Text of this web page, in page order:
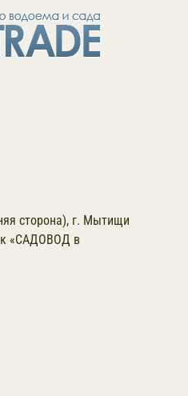
сторона), г. Мытищи
«САДОВОД в